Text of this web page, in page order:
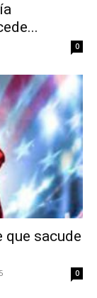
0
que sacude
0